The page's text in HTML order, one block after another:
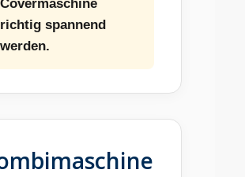
Covermaschine
richtig spannend
werden.